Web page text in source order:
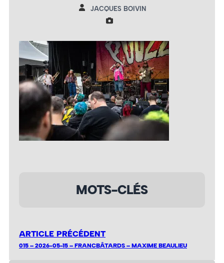
JACQUES BOIVIN
MOTS-CLÉS
ARTICLE PRÉCÉDENT
015 – 2026-05-15 – FRANCBÂTARDS – MAXIME BEAULIEU